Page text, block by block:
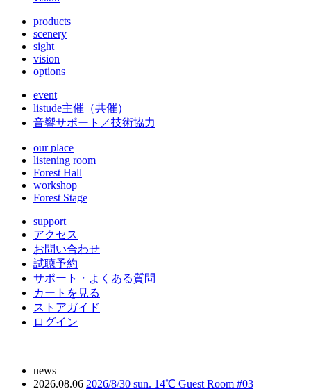
products
scenery
sight
vision
options
event
listude主催（共催）
音響サポート／技術協力
our place
listening room
Forest Hall
workshop
Forest Stage
support
アクセス
お問い合わせ
試聴予約
サポート・よくある質問
カートを見る
ストアガイド
ログイン
news
2026.08.06 2026/8/30 sun. 14℃ Guest Room #03